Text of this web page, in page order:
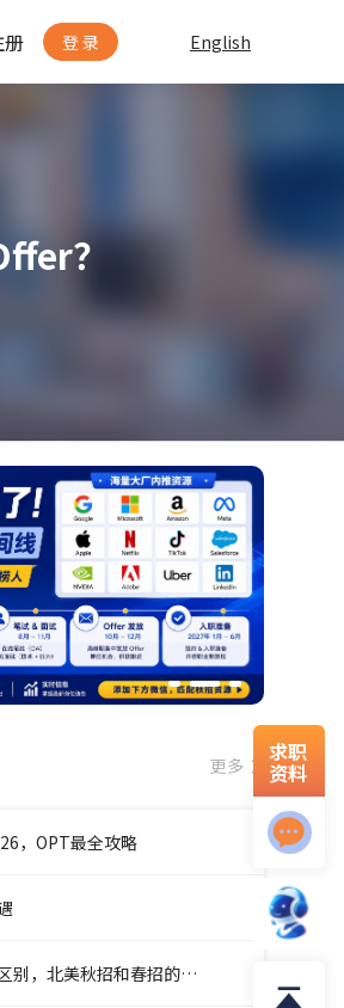
册 登 录 English
？
更多
，OPT最全攻略
美国秋招和春招的区别，北美秋招和春招的时间线
求职
资料